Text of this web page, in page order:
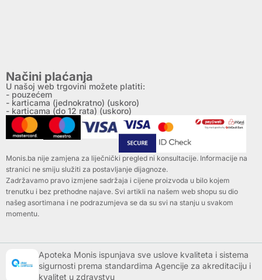
Načini plaćanja
U našoj web trgovini možete platiti:
- pouzećem
- karticama (jednokratno) (uskoro)
- karticama (do 12 rata) (uskoro)
Monis.ba nije zamjena za liječnički pregled ni konsultacije. Informacije na
stranici ne smiju služiti za postavljanje dijagnoze.
Zadržavamo pravo izmjene sadržaja i cijene proizvoda u bilo kojem
trenutku i bez prethodne najave. Svi artikli na našem web shopu su dio
našeg asortimana i ne podrazumjeva se da su svi na stanju u svakom
momentu.
Apoteka Monis ispunjava sve uslove kvaliteta i sistema
sigurnosti prema standardima Agencije za akreditaciju i
kvalitet u zdravstvu